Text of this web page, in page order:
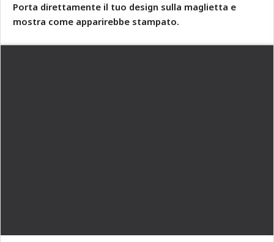
Porta direttamente il tuo design sulla maglietta e
mostra come apparirebbe stampato.